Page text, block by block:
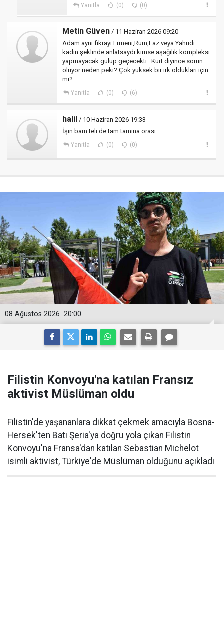
Yanıtla (0) (0)
Metin Güven / 11 Haziran 2026 09:20
Adam aynı fıkrayı Ermeni,Rum,Laz veya Yahudi
kadın şeklinde anlatsaydı kimse aşağılık kompleksi
yapmayacak gülüp geçecekti ..Kürt diyince sorun
oluyor neden peki? Çok yüksek bir ırk oldukları için
mi?
Yanıtla (0) (6)
halil / 10 Haziran 2026 19:33
İşin bam teli de tam tamına orası.
Yanıtla (0) (0)
20:00
08 Ağustos 2026
Filistin Konvoyu'na katılan Fransız
aktivist Müslüman oldu
Filistin'de yaşananlara dikkat çekmek amacıyla Bosna-
Hersek'ten Batı Şeria'ya doğru yola çıkan Filistin
Konvoyu'na Fransa'dan katılan Sebastian Michelot
isimli aktivist, Türkiye'de Müslüman olduğunu açıkladı